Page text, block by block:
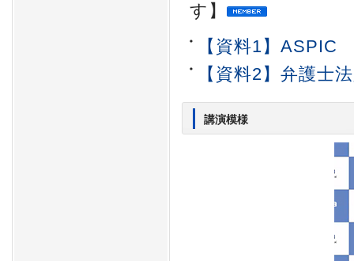
す】
【資料1】
【資料2】弁護士
講演模様